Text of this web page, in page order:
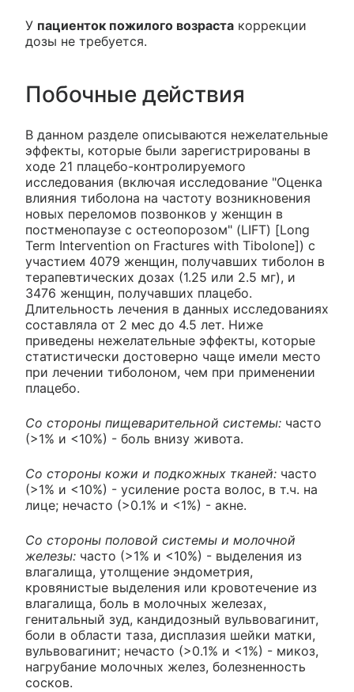
У пациенток пожилого возраста коррекции
дозы не требуется.
Побочные действия
В данном разделе описываются нежелательные
эффекты, которые были зарегистрированы в
ходе 21 плацебо-контролируемого
исследования (включая исследование "Оценка
влияния тиболона на частоту возникновения
новых переломов позвонков у женщин в
постменопаузе с остеопорозом" (LIFT) [Long
Term Intervention on Fractures with Tibolone]) с
участием 4079 женщин, получавших тиболон в
терапевтических дозах (1.25 или 2.5 мг), и
3476 женщин, получавших плацебо.
Длительность лечения в данных исследованиях
составляла от 2 мес до 4.5 лет. Ниже
приведены нежелательные эффекты, которые
статистически достоверно чаще имели место
при лечении тиболоном, чем при применении
плацебо.
Со стороны пищеварительной системы: часто
(>1% и <10%) - боль внизу живота.
Со стороны кожи и подкожных тканей: часто
(>1% и <10%) - усиление роста волос, в т.ч. на
лице; нечасто (>0.1% и <1%) - акне.
Со стороны половой системы и молочной
железы: часто (>1% и <10%) - выделения из
влагалища, утолщение эндометрия,
кровянистые выделения или кровотечение из
влагалища, боль в молочных железах,
генитальный зуд, кандидозный вульвовагинит,
боли в области таза, дисплазия шейки матки,
вульвовагинит; нечасто (>0.1% и <1%) - микоз,
нагрубание молочных желез, болезненность
сосков.